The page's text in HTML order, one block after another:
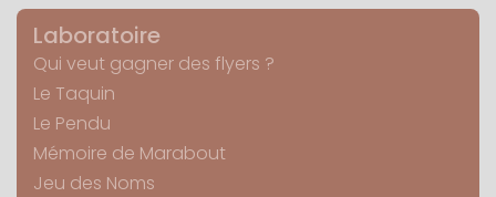
Laboratoire
Qui veut gagner des flyers ?
Le Taquin
Le Pendu
Mémoire de Marabout
Jeu des Noms